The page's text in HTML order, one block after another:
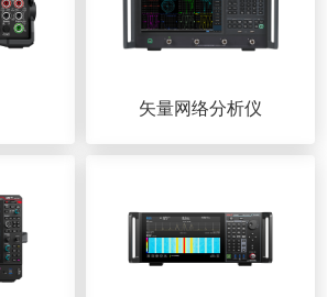
矢量网络分析仪